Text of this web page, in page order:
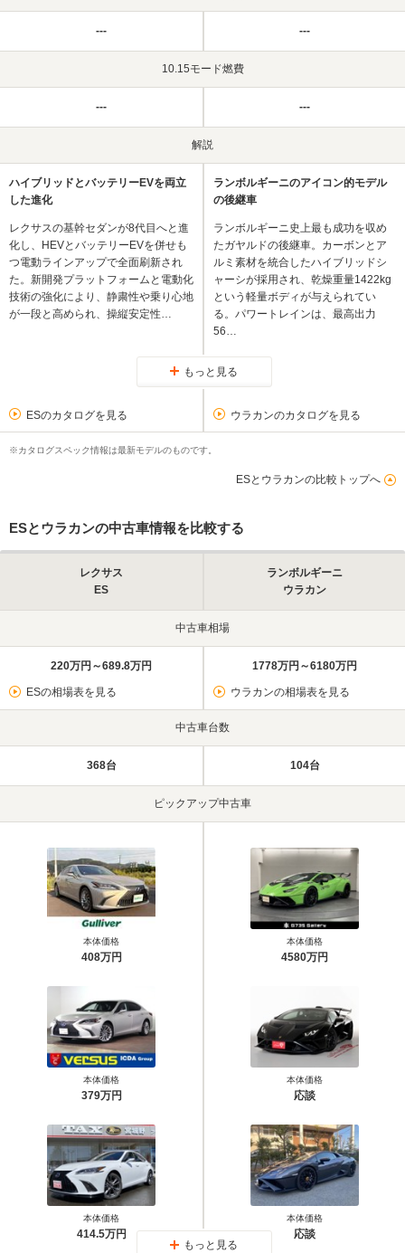
--- ---
10.15モード燃費
--- ---
解説
ハイブリッドとバッテリーEVを両立
した進化
レクサスの基幹セダンが8代目へと進
化し、HEVとバッテリーEVを併せも
つ電動ラインアップで全面刷新され
た。新開発プラットフォームと電動化
技術の強化により、静粛性や乗り心地
が一段と高められ、操縦安定性…
ランボルギーニのアイコン的モデル
の後継車
ランボルギーニ史上最も成功を収め
たガヤルドの後継車。カーボンとア
ルミ素材を統合したハイブリッドシ
ャーシが採用され、乾燥重量1422kg
という軽量ボディが与えられてい
る。パワートレインは、最高出力
56…
もっと見る
ESのカタログを見る ウラカンのカタログを見る
※カタログスペック情報は最新モデルのものです。
ESとウラカンの比較トップへ
ESとウラカンの中古車情報を比較する
レクサス
ES
ランボルギーニ
ウラカン
中古車相場
220万円～689.8万円
ESの相場表を見る
1778万円～6180万円
ウラカンの相場表を見る
中古車台数
368台 104台
ピックアップ中古車
本体価格
408万円
本体価格
379万円
本体価格
414.5万円
本体価格
4580万円
本体価格
応談
本体価格
応談
もっと見る